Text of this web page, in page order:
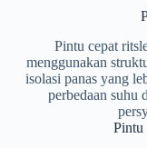
Pintu cepat
menggunakan
isolasi panas yang
perbedaan suhu
Pintu